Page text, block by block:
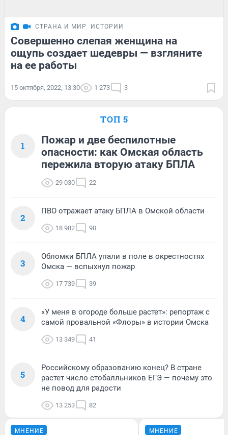
СТРАНА И МИР ИСТОРИИ
Совершенно слепая женщина на
ощупь создает шедевры — взгляните
на ее работы
15 октября, 2022, 13:30 1 273 3
ТОП 5
1
Пожар и две беспилотные
опасности: как Омская область
пережила вторую атаку БПЛА
29 030 22
2
ПВО отражает атаку БПЛА в Омской области
18 982 90
3
Обломки БПЛА упали в поле в окрестностях
Омска — вспыхнул пожар
17 739 39
4
«У меня в огороде больше растет»: репортаж с
самой провальной «Флоры» в истории Омска
13 349 41
5
Российскому образованию конец? В стране
растет число стобалльников ЕГЭ — почему это
не повод для радости
13 253 82
МНЕНИЕ МНЕНИЕ